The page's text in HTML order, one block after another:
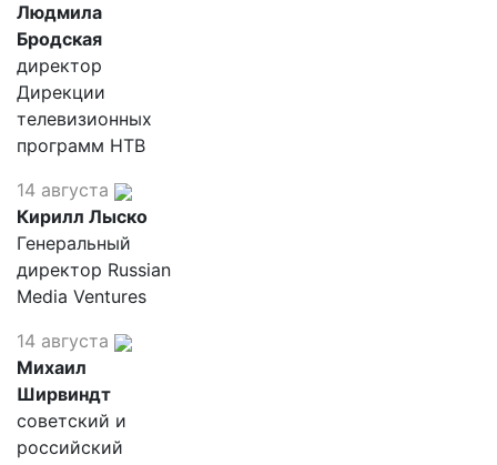
Людмила
Бродская
директор
Дирекции
телевизионных
программ НТВ
14 августа
Кирилл Лыско
Генеральный
директор Russian
Media Ventures
14 августа
Михаил
Ширвиндт
советский и
российский